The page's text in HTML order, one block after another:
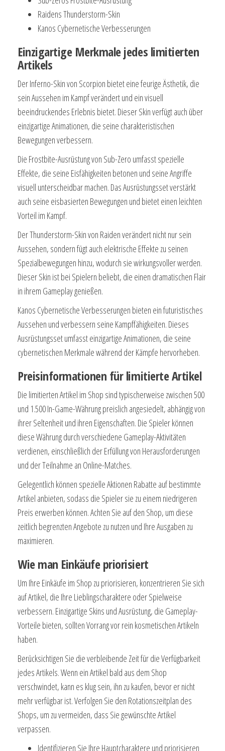
Raidens Thunderstorm-Skin
Kanos Cybernetische Verbesserungen
Einzigartige Merkmale jedes limitierten
Artikels
Der Inferno-Skin von Scorpion bietet eine feurige Ästhetik, die
sein Aussehen im Kampf verändert und ein visuell
beeindruckendes Erlebnis bietet. Dieser Skin verfügt auch über
einzigartige Animationen, die seine charakteristischen
Bewegungen verbessern.
Die Frostbite-Ausrüstung von Sub-Zero umfasst spezielle
Effekte, die seine Eisfähigkeiten betonen und seine Angriffe
visuell unterscheidbar machen. Das Ausrüstungsset verstärkt
auch seine eisbasierten Bewegungen und bietet einen leichten
Vorteil im Kampf.
Der Thunderstorm-Skin von Raiden verändert nicht nur sein
Aussehen, sondern fügt auch elektrische Effekte zu seinen
Spezialbewegungen hinzu, wodurch sie wirkungsvoller werden.
Dieser Skin ist bei Spielern beliebt, die einen dramatischen Flair
in ihrem Gameplay genießen.
Kanos Cybernetische Verbesserungen bieten ein futuristisches
Aussehen und verbessern seine Kampffähigkeiten. Dieses
Ausrüstungsset umfasst einzigartige Animationen, die seine
cybernetischen Merkmale während der Kämpfe hervorheben.
Preisinformationen für limitierte Artikel
Die limitierten Artikel im Shop sind typischerweise zwischen 500
und 1.500 In-Game-Währung preislich angesiedelt, abhängig von
ihrer Seltenheit und ihren Eigenschaften. Die Spieler können
diese Währung durch verschiedene Gameplay-Aktivitäten
verdienen, einschließlich der Erfüllung von Herausforderungen
und der Teilnahme an Online-Matches.
Gelegentlich können spezielle Aktionen Rabatte auf bestimmte
Artikel anbieten, sodass die Spieler sie zu einem niedrigeren
Preis erwerben können. Achten Sie auf den Shop, um diese
zeitlich begrenzten Angebote zu nutzen und Ihre Ausgaben zu
maximieren.
Wie man Einkäufe priorisiert
Um Ihre Einkäufe im Shop zu priorisieren, konzentrieren Sie sich
auf Artikel, die Ihre Lieblingscharaktere oder Spielweise
verbessern. Einzigartige Skins und Ausrüstung, die Gameplay-
Vorteile bieten, sollten Vorrang vor rein kosmetischen Artikeln
haben.
Berücksichtigen Sie die verbleibende Zeit für die Verfügbarkeit
jedes Artikels. Wenn ein Artikel bald aus dem Shop
verschwindet, kann es klug sein, ihn zu kaufen, bevor er nicht
mehr verfügbar ist. Verfolgen Sie den Rotationszeitplan des
Shops, um zu vermeiden, dass Sie gewünschte Artikel
verpassen.
Identifizieren Sie Ihre Hauptcharaktere und priorisieren